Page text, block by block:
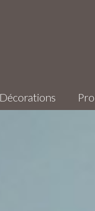
Décorations